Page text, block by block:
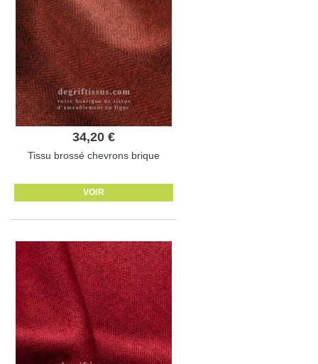
34,20 €
Tissu brossé chevrons brique
VOIR